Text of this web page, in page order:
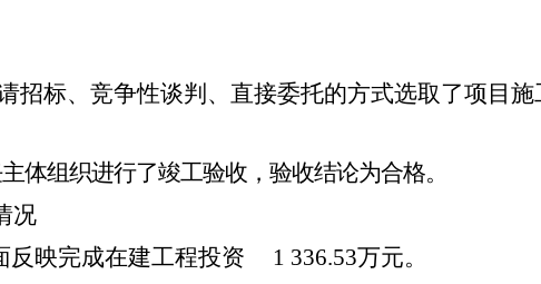
招标、 竞争性谈判 、直接委托的方式选取了项目
体组织进行了竣工验收，验收结论为合格。
况
反映完成在建工程投资 1 336.53万元。